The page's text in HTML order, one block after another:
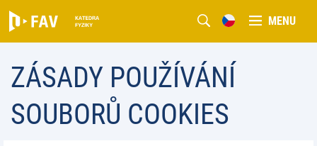
MENU
ZÁSADY POUŽÍVÁNÍ
SOUBORŮ COOKIES